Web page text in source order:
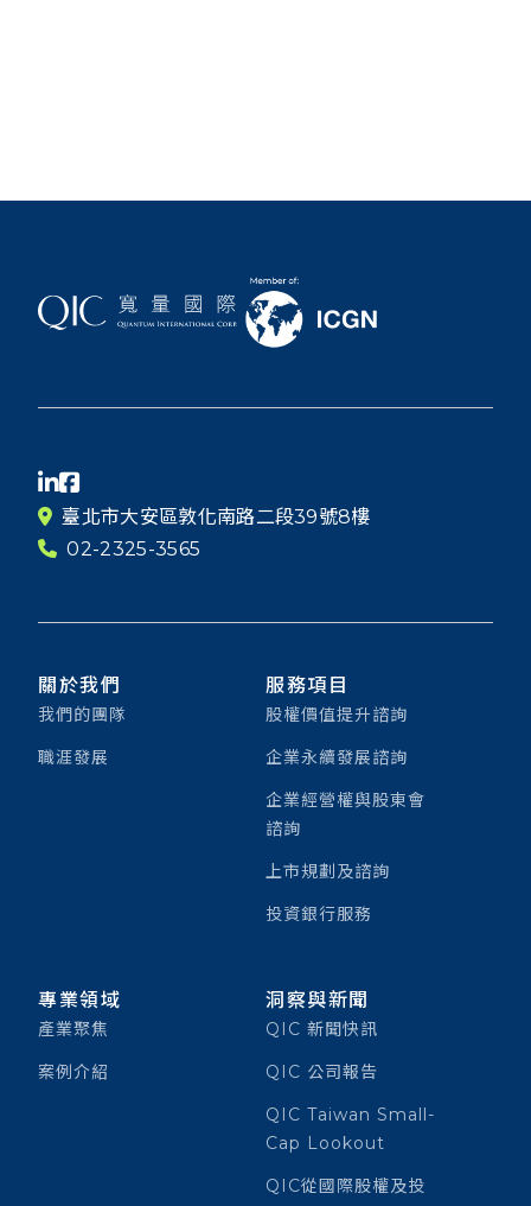
臺北市大安區敦化南路二段39號8樓
02-2325-3565
關於我們
我們的團隊
職涯發展
服務項目
股權價值提升諮詢
企業永續發展諮詢
企業經營權與股東會
諮詢
上市規劃及諮詢
投資銀行服務
專業領域
產業聚焦
案例介紹
洞察與新聞
QIC 新聞快訊
QIC 公司報告
QIC Taiwan Small-
Cap Lookout
QIC從國際股權及投